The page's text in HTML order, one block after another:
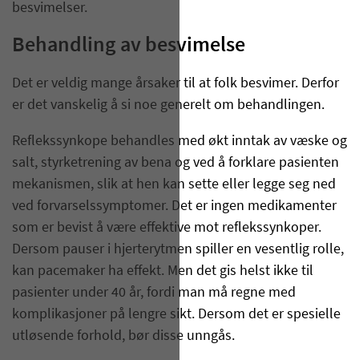
besvimelser.
Behandling av besvimelse
Det er veldig mange årsaker til at folk besvimer. Derfor
er det vanskelig å si noe generelt om behandlingen.
Reflekssynkope behandles med økt inntak av væske og
salt, styrketrening av bena og ved å forklare pasienten
mekanismen, slik at hen kan sette eller legge seg ned
ved forvarselssymptomer. Det er ingen medikamenter
som er bevist å være effektive mot reflekssynkoper.
Dersom pauser i hjerterytmen spiller en vesentlig rolle,
kan pacemaker ha effekt. Men det gis helst ikke til
pasienter under 40 år, fordi man må regne med
komplikasjoner på lengre sikt. Dersom det er spesielle
utløsende forhold, bør disse unngås.